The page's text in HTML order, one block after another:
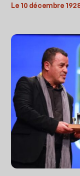
Le 10 décembre